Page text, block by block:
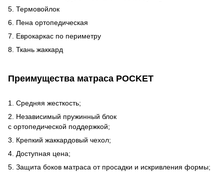
5. Термовойлок
6. Пена ортопедическая
7. Еврокаркас по периметру
8. Ткань жаккард
Преимущества матраса POCKET
1. Средняя жесткость;
2. Независимый пружинный блок
с ортопедической поддержкой;
3. Крепкий жаккардовый чехол;
4. Доступная цена;
5. Защита боков матраса от просадки и искривления формы;